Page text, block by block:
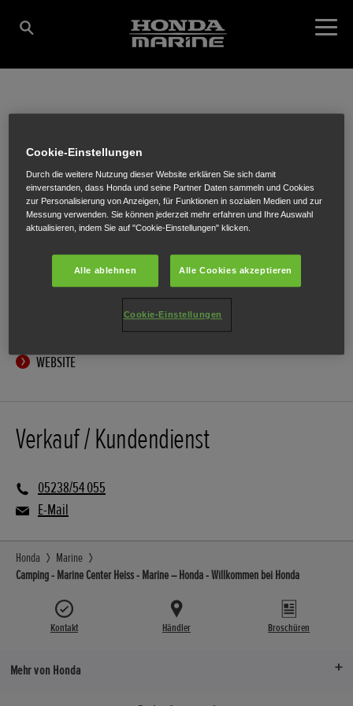
CAMPING - MARINE
CENTER HEISS
WEBSITE
Verkauf / Kundendienst
05238/54 055
E-Mail
Honda
Marine
Camping - Marine Center Heiss - Marine – Honda - Willkommen bei Honda
Kontakt Händler Broschüren
Mehr von Honda
Cookie-Einstellungen
Durch die weitere Nutzung dieser Website erklären Sie sich damit
einverstanden, dass Honda und seine Partner Daten sammeln und Cookies
zur Personalisierung von Anzeigen, für Funktionen in sozialen Medien und zur
Messung verwenden. Sie können jederzeit mehr erfahren und Ihre Auswahl
aktualisieren, indem Sie auf "Cookie-Einstellungen" klicken.
Alle ablehnen Alle Cookies akzeptieren
Cookie-Einstellungen